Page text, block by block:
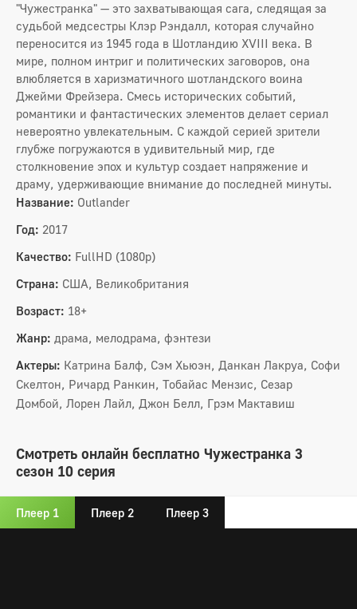
"Чужестранка" — это захватывающая сага, следящая за
судьбой медсестры Клэр Рэндалл, которая случайно
переносится из 1945 года в Шотландию XVIII века. В
мире, полном интриг и политических заговоров, она
влюбляется в харизматичного шотландского воина
Джейми Фрейзера. Смесь исторических событий,
романтики и фантастических элементов делает сериал
невероятно увлекательным. С каждой серией зрители
глубже погружаются в удивительный мир, где
столкновение эпох и культур создает напряжение и
драму, удерживающие внимание до последней минуты.
Название: Outlander
Год: 2017
Качество: FullHD (1080p)
Страна: США, Великобритания
Возраст: 18+
Жанр: драма, мелодрама, фэнтези
Актеры: Катрина Балф, Сэм Хьюэн, Данкан Лакруа, Софи
Скелтон, Ричард Ранкин, Тобайас Мензис, Сезар
Домбой, Лорен Лайл, Джон Белл, Грэм Мактавиш
Смотреть онлайн бесплатно Чужестранка 3
сезон 10 серия
Плеер 1 Плеер 2 Плеер 3